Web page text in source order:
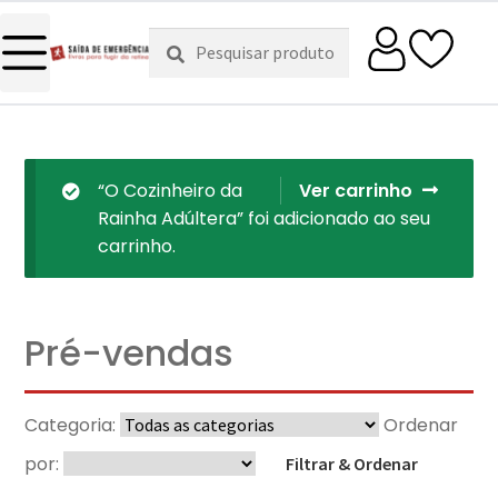
Pesquisar
por:
Pesquisa
Ver carrinho
“O Cozinheiro da
Rainha Adúltera” foi adicionado ao seu
carrinho.
Pré-vendas
Categoria:
Ordenar
por:
Filtrar & Ordenar